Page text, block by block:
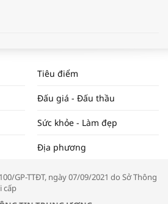
THỊ TRƯỜNG #62
đàm “Xúc tiến thương mại: Khơi
đầu ra cho sản phẩm OCOP”
Tiêu điểm
Đấu giá - Đấu thầu
Sức khỏe - Làm đẹp
Địa phương
GP-TTĐT, ngày 07/09/2021 do Sở Thông
cấp